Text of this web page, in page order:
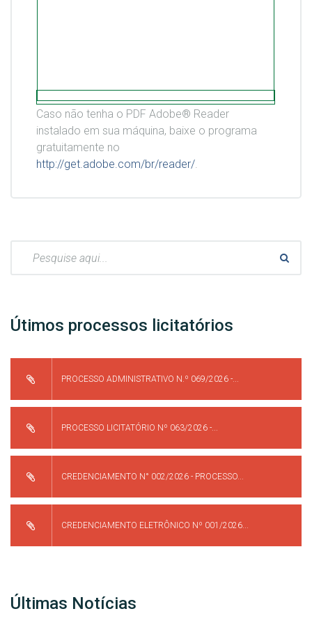
Caso não tenha o PDF Adobe® Reader
instalado em sua máquina, baixe o programa
gratuitamente no
http://get.adobe.com/br/reader/.
Útimos processos licitatórios
PROCESSO ADMINISTRATIVO N.º 069/2026 -...
PROCESSO LICITATÓRIO Nº 063/2026 -...
CREDENCIAMENTO N° 002/2026 - PROCESSO...
CREDENCIAMENTO ELETRÔNICO Nº 001/2026...
Últimas Notícias